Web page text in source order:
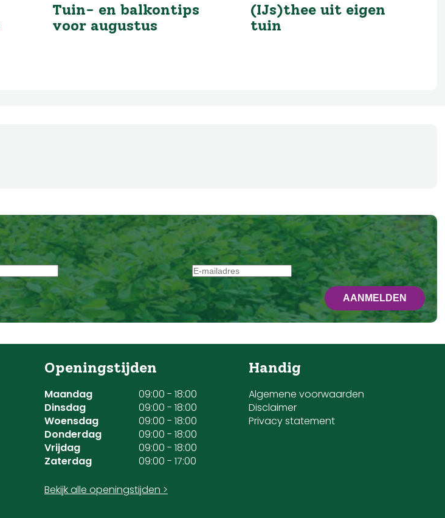
Tuin- en balkontips
voor augustus
(IJs)thee uit eigen
tuin
Openingstijden
Maandag
09:00 - 18:00
Dinsdag
09:00 - 18:00
Woensdag
09:00 - 18:00
Donderdag
09:00 - 18:00
Vrijdag
09:00 - 18:00
Zaterdag
09:00 - 17:00
Bekijk alle openingstijden >
Handig
Algemene voorwaarden
Disclaimer
Privacy statement